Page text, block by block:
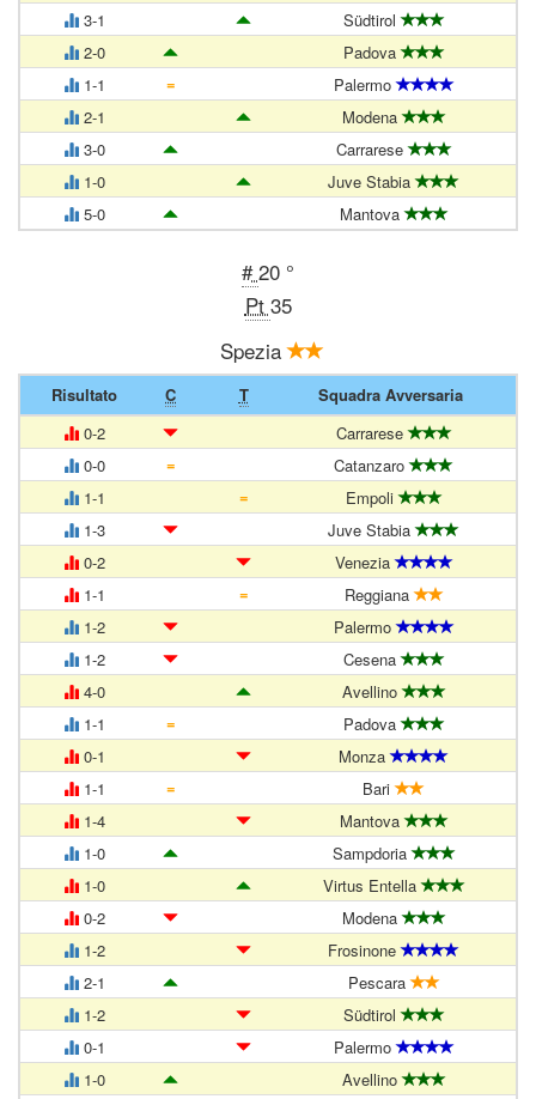
3-1
Südtirol
2-0
Padova
1-1
=
Palermo
2-1
Modena
3-0
Carrarese
1-0
Juve Stabia
5-0
Mantova
#20 °
Pt 35
Spezia
Risultato C T
Squadra Avversaria
0-2
Carrarese
0-0
=
Catanzaro
1-1
=
Empoli
1-3
Juve Stabia
0-2
Venezia
1-1
=
Reggiana
1-2
Palermo
1-2
Cesena
4-0
Avellino
1-1
=
Padova
0-1
Monza
1-1
=
Bari
1-4
Mantova
1-0
Sampdoria
1-0
Virtus Entella
0-2
Modena
1-2
Frosinone
2-1
Pescara
1-2
Südtirol
0-1
Palermo
1-0
Avellino